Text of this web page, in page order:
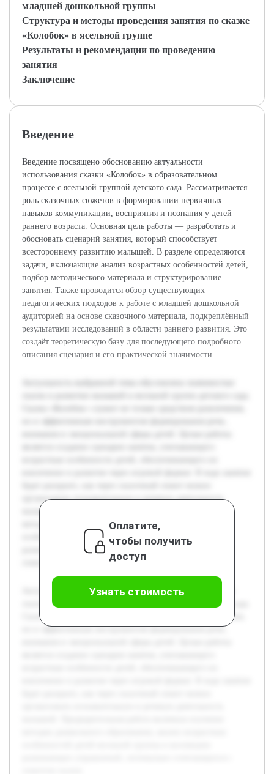
младшей дошкольной группы
Структура и методы проведения занятия по сказке
«Колобок» в ясельной группе
Результаты и рекомендации по проведению
занятия
Заключение
Введение
Введение посвящено обоснованию актуальности
использования сказки «Колобок» в образовательном
процессе с ясельной группой детского сада. Рассматривается
роль сказочных сюжетов в формировании первичных
навыков коммуникации, восприятия и познания у детей
раннего возраста. Основная цель работы — разработать и
обосновать сценарий занятия, который способствует
всестороннему развитию малышей. В разделе определяются
задачи, включающие анализ возрастных особенностей детей,
подбор методического материала и структурирование
занятия. Также проводится обзор существующих
педагогических подходов к работе с младшей дошкольной
аудиторией на основе сказочного материала, подкреплённый
результатами исследований в области раннего развития. Это
создаёт теоретическую базу для последующего подробного
описания сценария и его практической значимости.
организовать познавательную и речевую деятельность
малышей. Предварительная работа включала изучение
методик дошкольного образования, анализ возрастных
особенностей детей ясельной группы и коллекцию
развивающих упражнений, оптимально сочетающихся с
Актуальность выбранной темы обусловлена значимостью
сказок в развитии малышей в ясельной группе детского сада.
Сказка «Колобок» служит не только средством развлечения,
но и эффективным инструментом формирования речи,
Оплатите,
чтобы получить
доступ
Узнать стоимость